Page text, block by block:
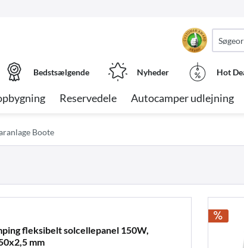
Bedstsælgende Nyheder Hot
Reservedele Autocamper udlejning
Boote
fleksibelt solcellepanel 150W,
mm